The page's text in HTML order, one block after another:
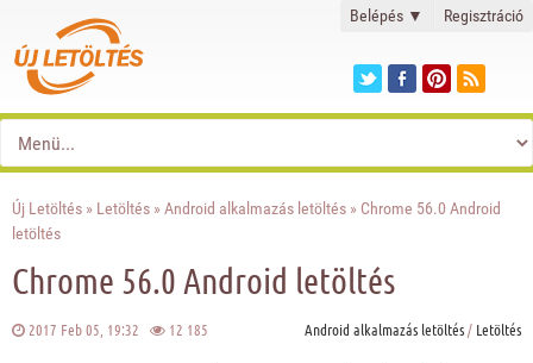
Belépés ▼ Regisztráció
Új Letöltés » Letöltés »Android alkalmazás letöltés » Chrome 56.0 Android
letöltés
Chrome 56.0 Android letöltés
2017 Feb 05, 19:32 12 185 Android alkalmazás letöltés/ Letöltés